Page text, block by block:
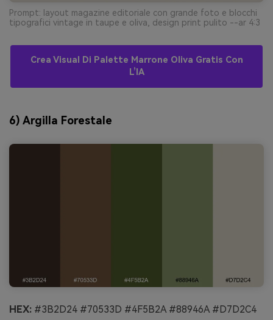
Prompt: layout magazine editoriale con grande foto e blocchi
tipografici vintage in taupe e oliva, design print pulito --ar 4:3
Crea Visual Di Palette Marrone Oliva Gratis Con
L’IA
6) Argilla Forestale
HEX: #3B2D24 #70533D #4F5B2A #88946A #D7D2C4